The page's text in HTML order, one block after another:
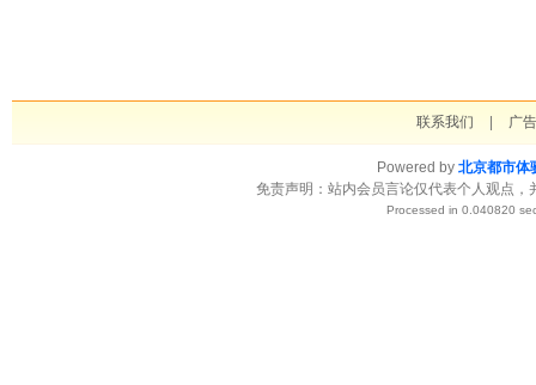
联系我们 | 广
Powered by 北京都市体
免责声明：站内会员言论仅代表个人观点
Processed in 0.040820